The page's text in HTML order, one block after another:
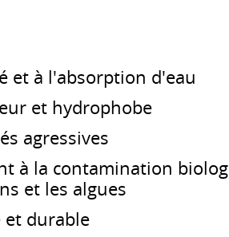
et à l'absorption d'eau
et hydrophobe
agressives
à la contamination
et les algues
et durable